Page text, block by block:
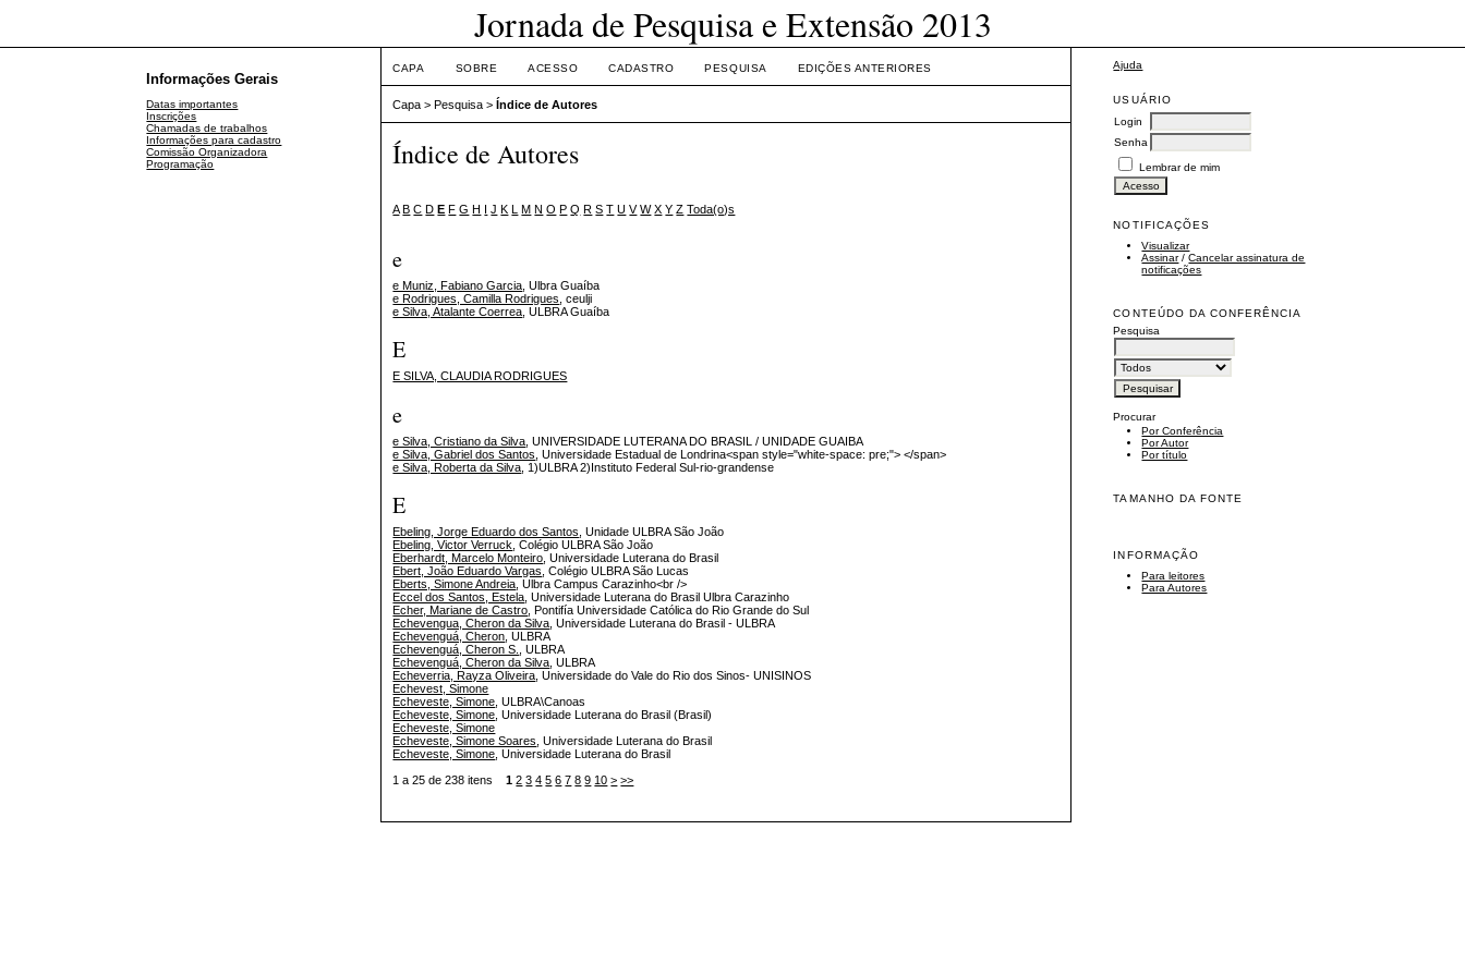
Jornada de Pesquisa e Extensão 2013
Informações Gerais
Datas importantes
Inscrições
Chamadas de trabalhos
Informações para cadastro
Comissão Organizadora
Programação
Ajuda
USUÁRIO
Login
Senha
Lembrar de mim
NOTIFICAÇÕES
Visualizar
Assinar/Cancelar assinatura de
notificações
CONTEÚDO DA CONFERÊNCIA
Pesquisa
Procurar
Por Conferência
Por Autor
Por título
TAMANHO DA FONTE
INFORMAÇÃO
Para leitores
Para Autores
CAPA SOBRE ACESSO CADASTRO PESQUISA EDIÇÕES ANTERIORES
Capa >Pesquisa >Índice de Autores
Índice de Autores
A B C D E F G H I J K L M N O P Q R S T U V W X Y Z Toda(o)s
e
e Muniz, Fabiano Garcia , Ulbra Guaíba
e Rodrigues, Camilla Rodrigues , ceulji
e Silva, Atalante Coerrea , ULBRA Guaíba
E
E SILVA, CLAUDIA RODRIGUES
e
e Silva, Cristiano da Silva , UNIVERSIDADE LUTERANA DO BRASIL / UNIDADE GUAIBA
e Silva, Gabriel dos Santos , Universidade Estadual de Londrina<span style="white-space: pre;"> </span>
e Silva, Roberta da Silva , 1)ULBRA 2)Instituto Federal Sul-rio-grandense
E
Ebeling, Jorge Eduardo dos Santos , Unidade ULBRA São João
Ebeling, Victor Verruck , Colégio ULBRA São João
Eberhardt, Marcelo Monteiro , Universidade Luterana do Brasil
Ebert, João Eduardo Vargas , Colégio ULBRA São Lucas
Eberts, Simone Andreia , Ulbra Campus Carazinho<br />
Eccel dos Santos, Estela , Universidade Luterana do Brasil Ulbra Carazinho
Echer, Mariane de Castro , Pontifía Universidade Católica do Rio Grande do Sul
Echevengua, Cheron da Silva , Universidade Luterana do Brasil - ULBRA
Echevenguá, Cheron , ULBRA
Echevenguá, Cheron S.
, ULBRA
Echevenguá, Cheron da Silva , ULBRA
Echeverria, Rayza Oliveira , Universidade do Vale do Rio dos Sinos- UNISINOS
Echevest, Simone
Echeveste, Simone , ULBRA\Canoas
Echeveste, Simone , Universidade Luterana do Brasil (Brasil)
Echeveste, Simone
Echeveste, Simone Soares , Universidade Luterana do Brasil
Echeveste, Simone , Universidade Luterana do Brasil
1 a 25 de 238 itens1 2 3 4 5 6 7 8 9 10 > >>